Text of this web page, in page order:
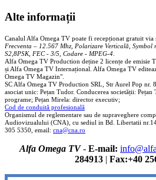
Alte informații
Canalul Alfa Omega TV poate fi recepționat gratuit via
Frecventa – 12.567 Mhz, Polarizare Verticală, Symbol
S2,8PSK, FEC - 3/5, Codare - MPEG-4
Alfa Omega TV Production deține 2 licențe de emisie
și Alfa Omega TV Internațional. Alfa Omega TV
Omega TV Magazin".
SC Alfa Omega TV Production SRL, Str Aurel Pop nr.
asociat unic: Pețan Tudor. Conducerea societății:
programe; Pețan Mirela: director executiv;
Cod de conduită profesională
Organismul de reglementare sau de supraveghere
Audiovizualului (CNA), cu sediul in Bd. Libertatii
305 5350, email: cna@cna.ro
Alfa Omega TV- E-mail:
284913| Fax:+40